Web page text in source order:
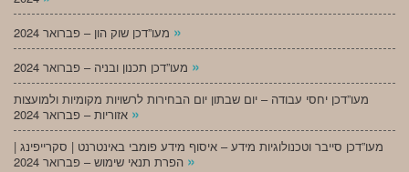
»
»
מעו”דכן יחסי עבודה – יום שבתון יום הבחירות לרשויות מקומיות ולמועצות
»
מעו”דכן סייבר וטכנולוגיות מידע – איסוף מידע פומבי באינטרנט | סקרייפינג |
»